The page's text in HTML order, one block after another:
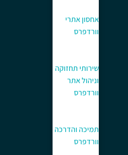
אחסון אתרי
וורדפרס
שירותי תחזוקה
וניהול אתר
וורדפרס
תמיכה והדרכה
וורדפרס